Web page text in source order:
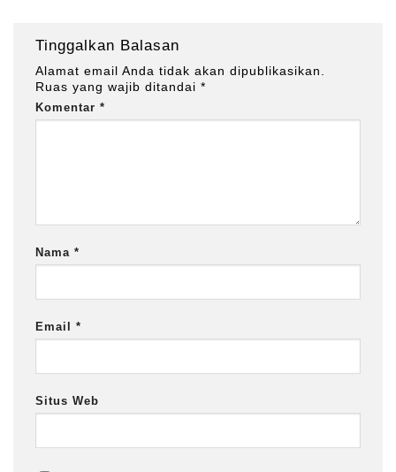
Tinggalkan Balasan
Alamat email Anda tidak akan dipublikasikan.
Ruas yang wajib ditandai *
Komentar *
Nama *
Email *
Situs Web